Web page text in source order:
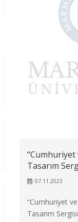
“Cumhuriyet
Tasarım
07.11.2023
“Cumhuriyet
Tasarım Sergisi